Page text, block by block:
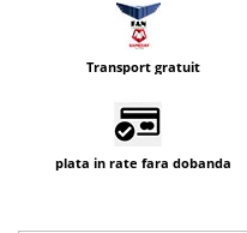
Transport gratuit
plata in rate fara dobanda